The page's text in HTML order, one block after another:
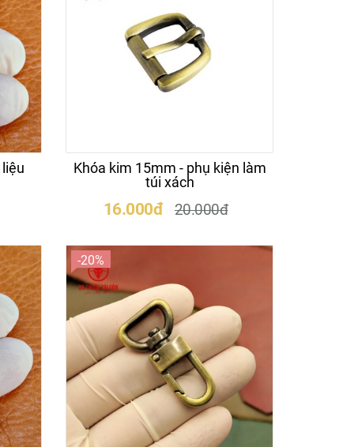
Khóa kim 15mm - phụ kiện làm
túi xách
16.000đ 20.000đ
-20%